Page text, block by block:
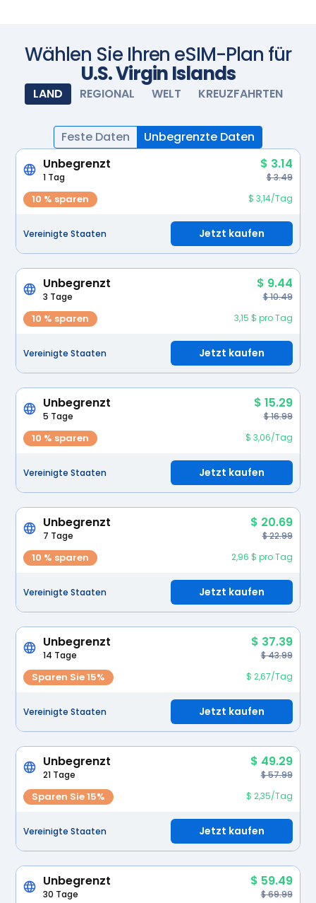
Scannen Sie mit Ihrer Kamera
Wählen Sie Ihren eSIM-Plan für
U.S. Virgin Islands
LAND REGIONAL WELT KREUZFAHRTEN
Feste Daten
Unbegrenzte Daten
Unbegrenzt
$ 3.14
1 Tag $ 3.49
10 % sparen $ 3,14/Tag
Vereinigte Staaten Jetzt kaufen
Unbegrenzt $ 9.44
3 Tage $ 10.49
10 % sparen 3,15 $ pro Tag
Vereinigte Staaten Jetzt kaufen
Unbegrenzt $ 15.29
5 Tage $ 16.99
10 % sparen $ 3,06/Tag
Vereinigte Staaten Jetzt kaufen
Unbegrenzt $ 20.69
7 Tage $ 22.99
10 % sparen 2,96 $ pro Tag
Vereinigte Staaten Jetzt kaufen
Unbegrenzt $ 37.39
14 Tage $ 43.99
Sparen Sie 15% $ 2,67/Tag
Vereinigte Staaten Jetzt kaufen
Unbegrenzt $ 49.29
21 Tage $ 57.99
Sparen Sie 15% $ 2,35/Tag
Vereinigte Staaten Jetzt kaufen
Unbegrenzt $ 59.49
30 Tage $ 69.99